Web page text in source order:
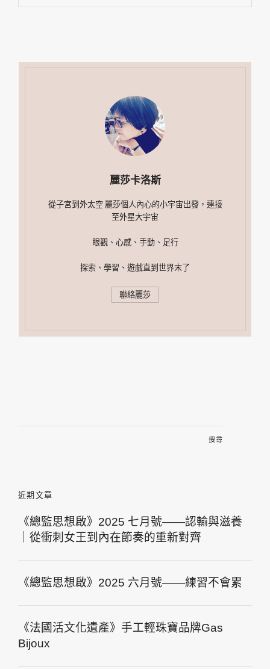
麗莎卡洛斯
從子宮到外太空 麗莎個人內心的小宇宙出發，連接
至外星大宇宙
眼觀、心感、手動、足行
探索、學習、遊戲直到世界末了
聯絡麗莎
近期文章
《總監思想啟》2025 七月號——認輸與滋養
｜從衝刺女王到內在節奏的重新對齊
《總監思想啟》2025 六月號——練習不會累
《法國活文化遺產》手工輕珠寶品牌Gas
Bijoux